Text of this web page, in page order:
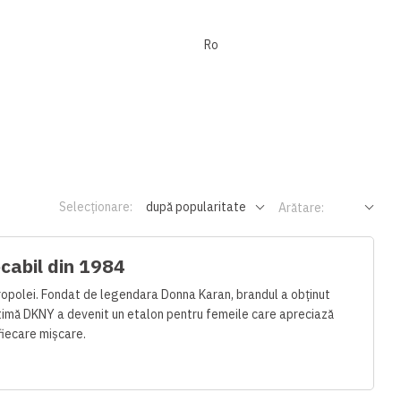
Ro
Selecționare: după popularitate Arătare:
din 1984
Fondat de legendara Donna Karan, brandul a obținut
DKNY a devenit un etalon pentru femeile care apreciază
mișcare.
Aceste calități esențiale se combină în fiecare colecție cu